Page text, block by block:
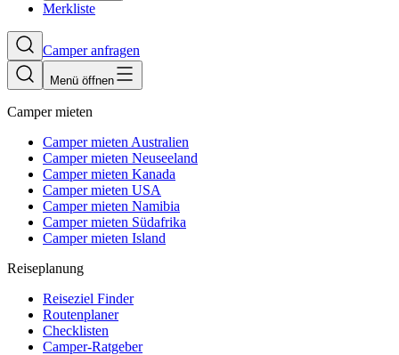
Merkliste
Camper anfragen
Menü öffnen
Camper mieten
Camper mieten Australien
Camper mieten Neuseeland
Camper mieten Kanada
Camper mieten USA
Camper mieten Namibia
Camper mieten Südafrika
Camper mieten Island
Reiseplanung
Reiseziel Finder
Routenplaner
Checklisten
Camper-Ratgeber